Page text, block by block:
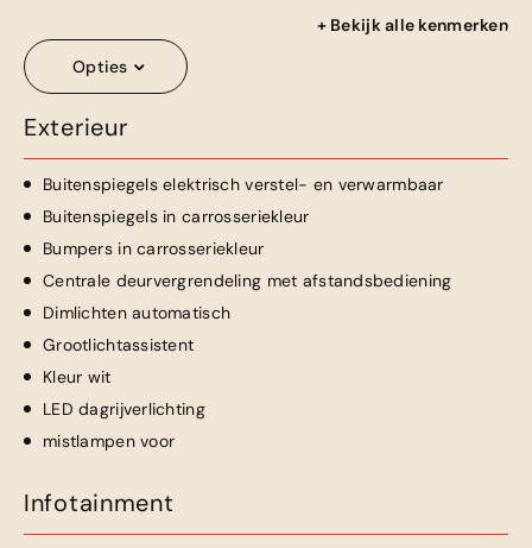
+ Bekijk alle kenmerken
Opties
Exterieur
Buitenspiegels elektrisch verstel- en verwarmbaar
Buitenspiegels in carrosseriekleur
Bumpers in carrosseriekleur
Centrale deurvergrendeling met afstandsbediening
Dimlichten automatisch
Grootlichtassistent
Kleur wit
LED dagrijverlichting
mistlampen voor
Infotainment